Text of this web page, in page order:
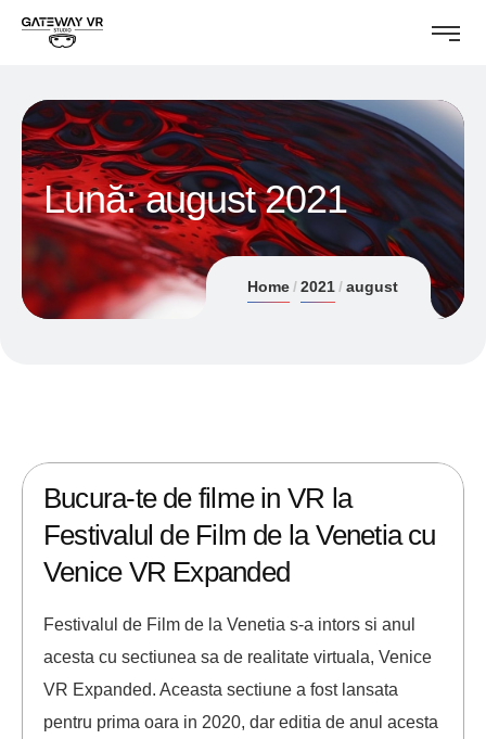
Lună:august 2021
Home 2021 august
Bucura-te de filme in VR la
Festivalul de Film de la Venetia cu
Venice VR Expanded
Festivalul de Film de la Venetia s-a intors si anul
acesta cu sectiunea sa de realitate virtuala, Venice
VR Expanded. Aceasta sectiune a fost lansata
pentru prima oara in 2020, dar editia de anul acesta